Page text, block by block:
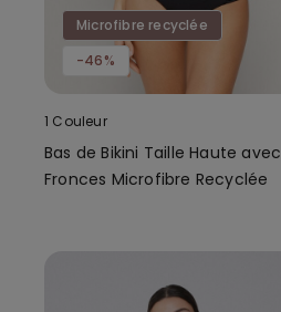
Microfibre recyclée
-46%
1 Couleur
Bas de Bikini Taille Haute avec
Fronces Microfibre Recyclée